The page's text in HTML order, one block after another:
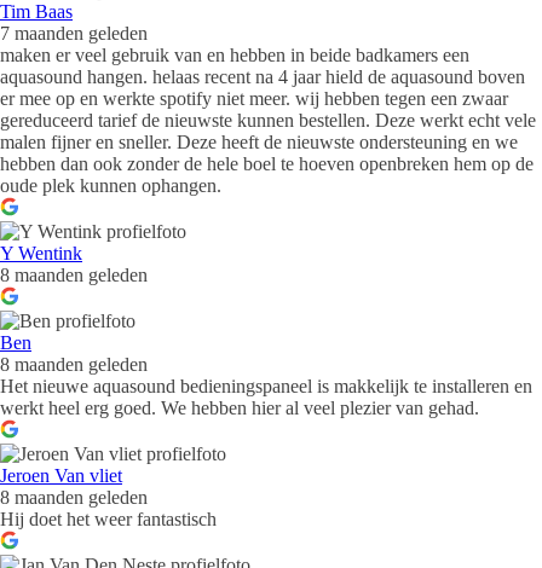
Tim Baas
7 maanden geleden
maken er veel gebruik van en hebben in beide badkamers een
aquasound hangen. helaas recent na 4 jaar hield de aquasound boven
er mee op en werkte spotify niet meer. wij hebben tegen een zwaar
gereduceerd tarief de nieuwste kunnen bestellen. Deze werkt echt vele
malen fijner en sneller. Deze heeft de nieuwste ondersteuning en we
hebben dan ook zonder de hele boel te hoeven openbreken hem op de
oude plek kunnen ophangen.
Y Wentink
8 maanden geleden
Ben
8 maanden geleden
Het nieuwe aquasound bedieningspaneel is makkelijk te installeren en
werkt heel erg goed. We hebben hier al veel plezier van gehad.
Jeroen Van vliet
8 maanden geleden
Hij doet het weer fantastisch